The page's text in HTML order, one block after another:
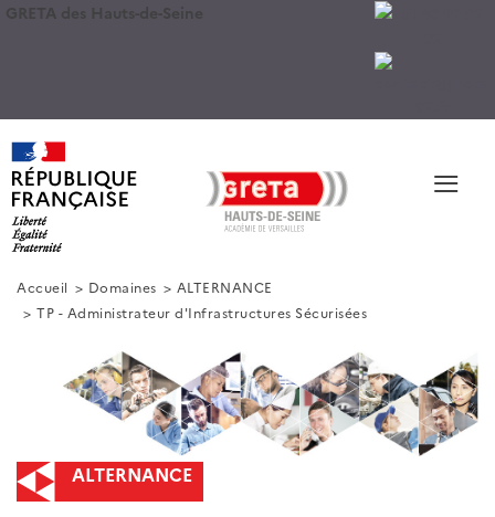
GRETA des Hauts-de-Seine
≡
Accueil Domaines
ALTERNANCE
TP - Administrateur d'Infrastructures Sécurisées
ALTERNANCE